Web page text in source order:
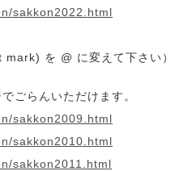
sakkon2022.html
を @ に変えて下さい）
ごらんいただけます。
sakkon2009.html
sakkon2010.html
sakkon2011.html